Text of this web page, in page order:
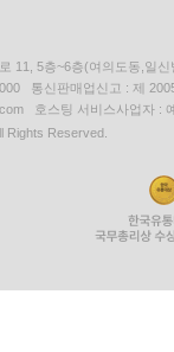
11, 5층~6층(여의도동,일신
통신판매업신고 : 제
호스팅 서비스사업자 :
Rights Reserved.